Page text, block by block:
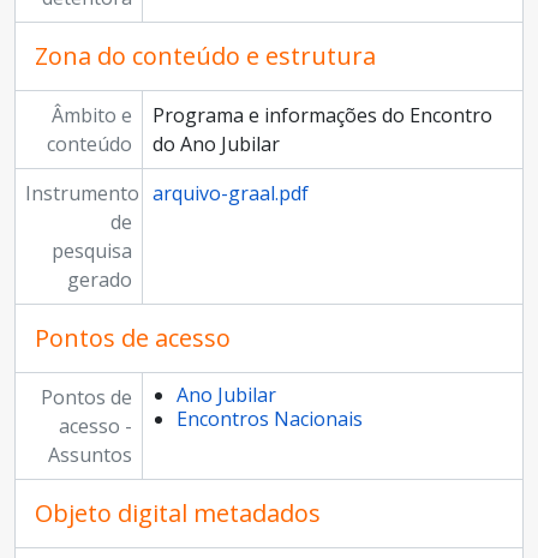
Zona do conteúdo e estrutura
Âmbito e
conteúdo
Programa e informações do Encontro
do Ano Jubilar
Instrumento
de
pesquisa
gerado
arquivo-graal.pdf
Pontos de acesso
Pontos de
acesso -
Assuntos
Ano Jubilar
Encontros Nacionais
Objeto digital metadados